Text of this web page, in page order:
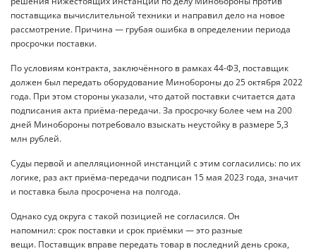
поставщика вычислительной техники и направил дело на новое
рассмотрение. Причина — грубая ошибка в определении периода
просрочки поставки.
По условиям контракта, заключённого в рамках 44-ФЗ, поставщик
должен был передать оборудование Минобороны до 25 октября 2022
года. При этом стороны указали, что датой поставки считается дата
подписания акта приёма-передачи. За просрочку более чем на 200
дней Минобороны потребовало взыскать неустойку в размере 5,3
млн рублей.
Суды первой и апелляционной инстанций с этим согласились: по их
логике, раз акт приёма-передачи подписан 15 мая 2023 года, значит
и поставка была просрочена на полгода.
Однако суд округа с такой позицией не согласился. Он
напомнил: срок поставки и срок приёмки — это разные
вещи. Поставщик вправе передать товар в последний день срока,